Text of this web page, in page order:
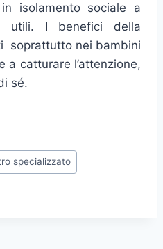
isolamento sociale a
utili. I benefici della
soprattutto nei bambini
a catturare l’attenzione,
sé.
specializzato